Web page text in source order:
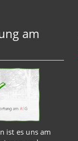
am
ist es uns am